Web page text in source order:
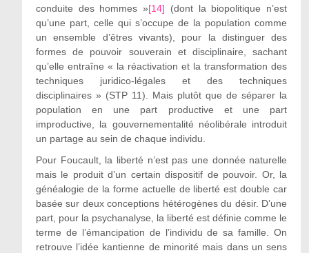
conduite des hommes »[14] (dont la biopolitique n’est
qu’une part, celle qui s’occupe de la population comme
un ensemble d’êtres vivants), pour la distinguer des
formes de pouvoir souverain et disciplinaire, sachant
qu’elle entraîne « la réactivation et la transformation des
techniques juridico-légales et des techniques
disciplinaires » (STP 11). Mais plutôt que de séparer la
population en une part productive et une part
improductive, la gouvernementalité néolibérale introduit
un partage au sein de chaque individu.
Pour Foucault, la liberté n’est pas une donnée naturelle
mais le produit d’un certain dispositif de pouvoir. Or, la
généalogie de la forme actuelle de liberté est double car
basée sur deux conceptions hétérogènes du désir. D’une
part, pour la psychanalyse, la liberté est définie comme le
terme de l’émancipation de l’individu de sa famille. On
retrouve l’idée kantienne de minorité mais dans un sens